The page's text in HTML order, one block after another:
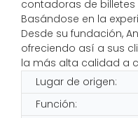
contadoras de
Basándose en la
Desde su fundación,
ofreciendo así a sus
la más alta calidad a
Lugar de origen:
Función: